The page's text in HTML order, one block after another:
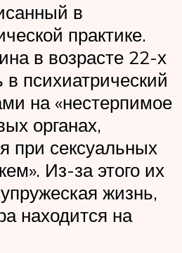
в
практике.
в возрасте 22-х
в психиатрический
на «нестерпимое
органах,
при сексуальных
Из-за этого их
жизнь,
находится на